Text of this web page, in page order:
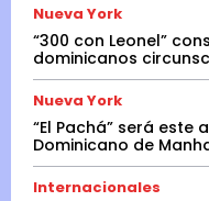
Nueva York
“300 con Leonel”
dominicanos
Nueva York
“El Pachá” será este
Dominicano de
Internacionales